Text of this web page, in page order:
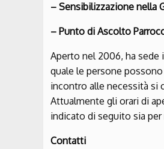
– Sensibilizzazione nella
– Punto di Ascolto
Aperto nel 2006, ha sede
quale le persone
incontro alle necessità si
Attualmente gli orari di
indicato di seguito sia
Contatti